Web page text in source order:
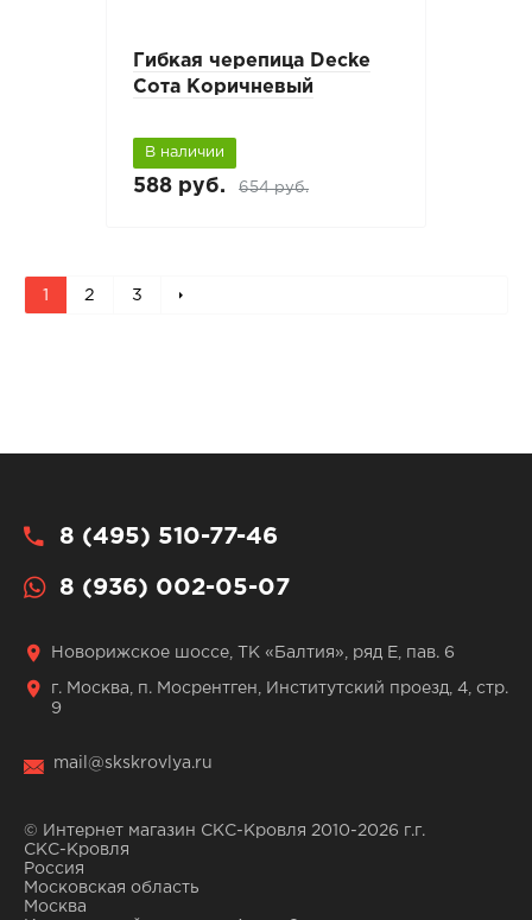
Гибкая черепица Decke
Сота Коричневый
В наличии
588 руб. 654 руб.
1 2 3
8 (495) 510-77-46
8 (936) 002-05-07
Новорижское шоссе, ТК «Балтия», ряд Е, пав. 6
г. Москва, п. Мосрентген, Институтский проезд, 4, стр.
9
mail@skskrovlya.ru
© Интернет магазин СКС-Кровля 2010-2026 г.г.
СКС-Кровля
Россия
Московская область
Москва